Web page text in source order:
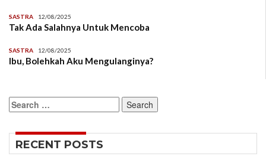
SASTRA 12/08/2025
Tak Ada Salahnya Untuk Mencoba
SASTRA 12/08/2025
Ibu, Bolehkah Aku Mengulanginya?
Search
for:
RECENT POSTS